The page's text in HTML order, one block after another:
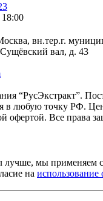
вн.тер.г.
вал, д. 43
“РусЭкстракт”.
в любую точку РФ.
офертой. Все права
лучше, мы применяем
на